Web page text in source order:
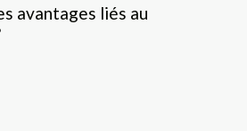
avantages liés au